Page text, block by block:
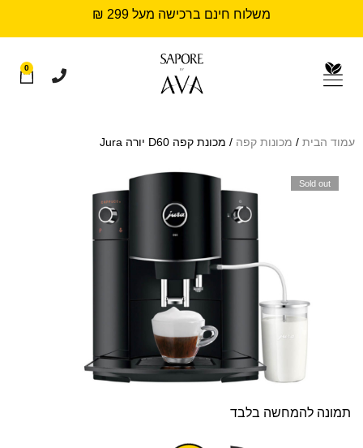
משלוח חינם ברכישה מעל 299 ₪
0
עמוד הבית / מכונות קפה / מכונת קפה D60 יורה Jura
Sold out
תמונה להמחשה בלבד